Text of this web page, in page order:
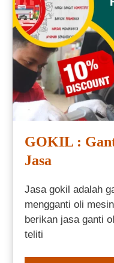
GOKIL :
Jasa
Jasa gokil adalah
mengganti oli
berikan jasa ganti
teliti